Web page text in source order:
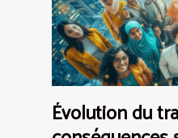
Évolution du